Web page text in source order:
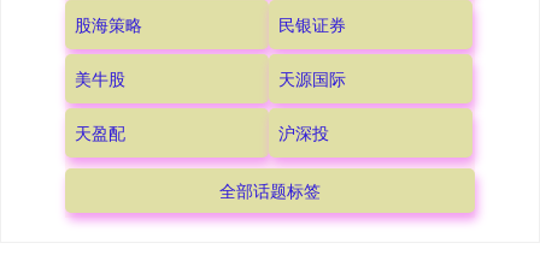
股海策略 民银证券
美牛股 天源国际
天盈配 沪深投
全部话题标签